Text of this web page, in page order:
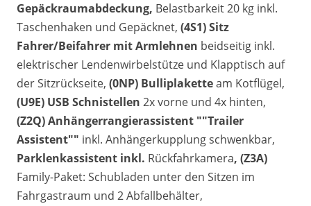
Gepäckraumabdeckung, Belastbarkeit 20 kg inkl.
Taschenhaken und Gepäcknet, (4S1) Sitz
Fahrer/Beifahrer mit Armlehnen beidseitig inkl.
elektrischer Lendenwirbelstütze und Klapptisch auf
der Sitzrückseite, (0NP) Bulliplaketteam Kotflügel,
(U9E) USB Schnistellen 2x vorne und 4x hinten,
(Z2Q) Anhängerrangierassistent ""Trailer
Assistent"" inkl. Anhängerkupplung schwenkbar,
Parklenkassistent inkl. Rückfahrkamera, (Z3A)
Family-Paket: Schubladen unter den Sitzen im
Fahrgastraum und 2 Abfallbehälter,